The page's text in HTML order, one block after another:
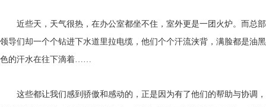
近些天，天气很热，在办公室都坐不住，室外更是一团火炉。而总部
领导们却一个个钻进下水道里拉电缆，他们个个汗流浃背，满脸都是油黑
色的汗水在往下滴着……
这些都让我们感到骄傲和感动的，正是因为有了他们的帮助与协调，